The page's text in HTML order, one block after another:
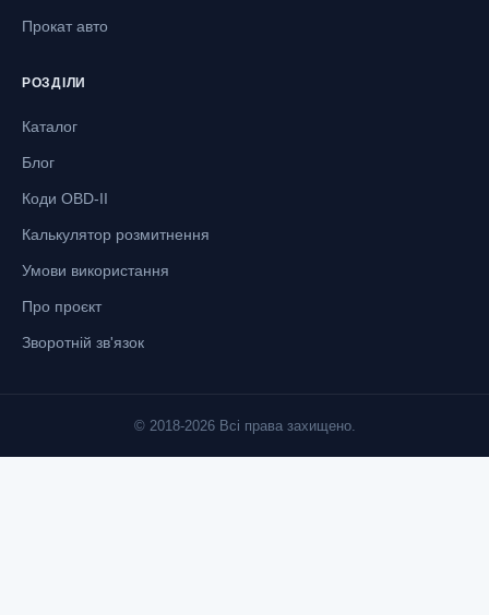
Прокат авто
РОЗДІЛИ
Каталог
Блог
Коди OBD-II
Калькулятор розмитнення
Умови використання
Про проєкт
Зворотній зв'язок
© 2018-2026 Всі права захищено.